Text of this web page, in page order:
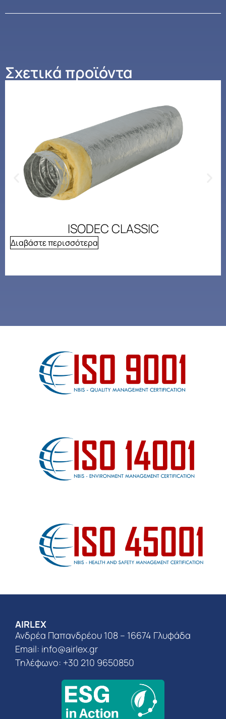
Σχετικά προϊόντα
ISODEC CLASSIC
Διαβάστε περισσότερα
AIRLEX
Ανδρέα Παπανδρέου 108 – 16674 Γλυφάδα
Email: info@airlex.gr
Τηλέφωνο: +30 210 9650850